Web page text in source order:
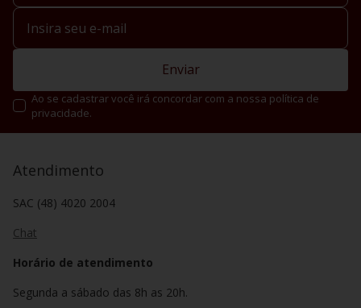
Enviar
Ao se cadastrar você irá concordar com a nossa política de
privacidade.
Atendimento
SAC (48) 4020 2004
Chat
Horário de atendimento
Segunda a sábado das 8h as 20h.